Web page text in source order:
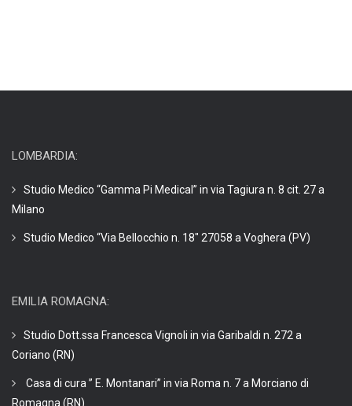
LOMBARDIA:
Studio Medico “Gamma Pi Medical” in via Tagiura n. 8 cit. 27 a
Milano
Studio Medico “Via Bellocchio n. 18″ 27058 a Voghera (PV)
EMILIA ROMAGNA:
Studio Dott.ssa Francesca Vignoli in via Garibaldi n. 272 a
Coriano (RN)
Casa di cura ” E. Montanari” in via Roma n. 7 a Morciano di
Romagna (RN)